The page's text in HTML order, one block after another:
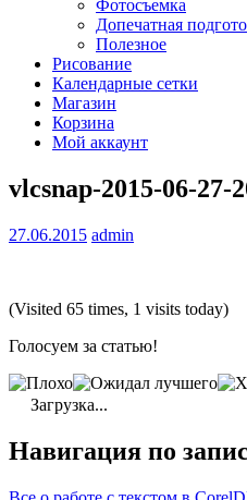
Фотосъемка
Допечатная
Полезное
Рисование
Календарные сетки
Магазин
Корзина
Мой аккаунт
vlcsnap-2015-06-27-
27.06.2015 admin
(Visited 65 times, 1 visits today)
Голосуем за статью!
Загрузка...
Навигация по